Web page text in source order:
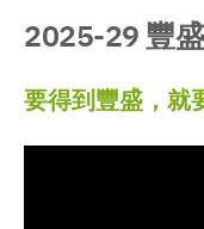
2025-29 豐
要得到豐盛，就